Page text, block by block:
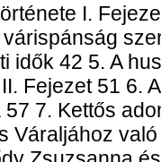
I.
idők 42 5. A
Fejezet 51 6.
7. Kettős
Váraljához